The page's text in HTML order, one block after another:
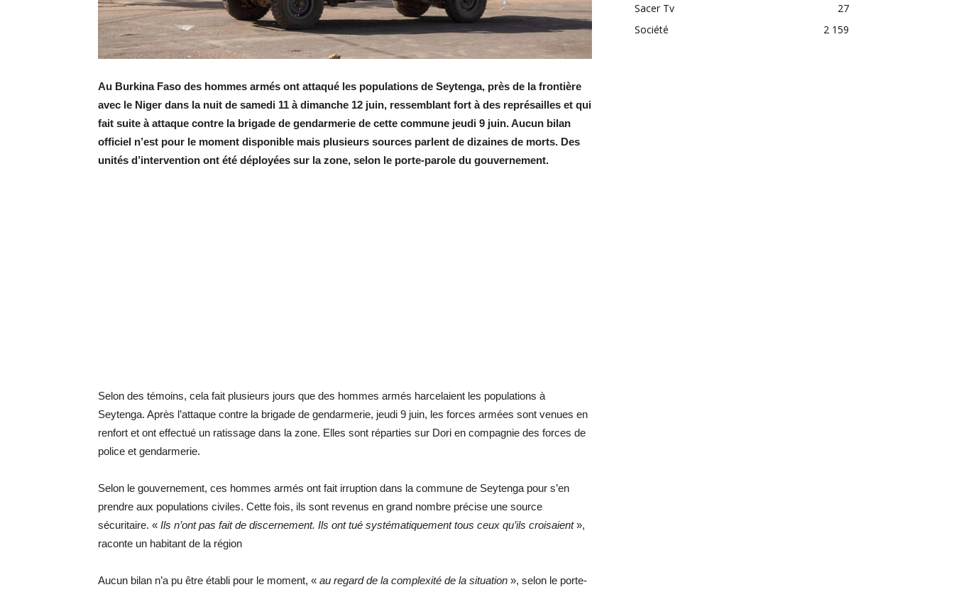
Au Burkina Faso des hommes armés ont attaqué les populations de Seytenga, près de la frontière
avec le Niger dans la nuit de samedi 11 à dimanche 12 juin, ressemblant fort à des représailles et qui
fait suite à attaque contre la brigade de gendarmerie de cette commune jeudi 9 juin. Aucun bilan
officiel n’est pour le moment disponible mais plusieurs sources parlent de dizaines de morts. Des
unités d’intervention ont été déployées sur la zone, selon le porte-parole du gouvernement.
Selon des témoins, cela fait plusieurs jours que des hommes armés harcelaient les populations à
Seytenga. Après l’attaque contre la brigade de gendarmerie, jeudi 9 juin, les forces armées sont venues en
renfort et ont effectué un ratissage dans la zone. Elles sont réparties sur Dori en compagnie des forces de
police et gendarmerie.
Selon le gouvernement, ces hommes armés ont fait irruption dans la commune de Seytenga pour s’en
prendre aux populations civiles. Cette fois, ils sont revenus en grand nombre précise une source
sécuritaire. « Ils n’ont pas fait de discernement. Ils ont tué systématiquement tous ceux qu’ils croisaient»,
raconte un habitant de la région
Aucun bilan n’a pu être établi pour le moment, « au regard de la complexité de la situation », selon le porte-
Sacer Tv
27
Société
2 159